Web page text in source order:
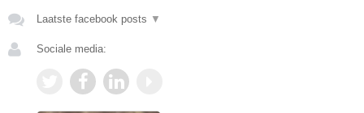
Laatste facebook posts ▼
Sociale media: